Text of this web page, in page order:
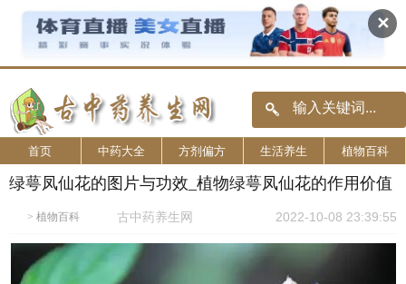
✕
首页 中药大全 方剂偏方 生活养生 植物百科
绿萼凤仙花的图片与功效_植物绿萼凤仙花的作用价值
> 植物百科 古中药养生网 2022-10-08 23:39:55